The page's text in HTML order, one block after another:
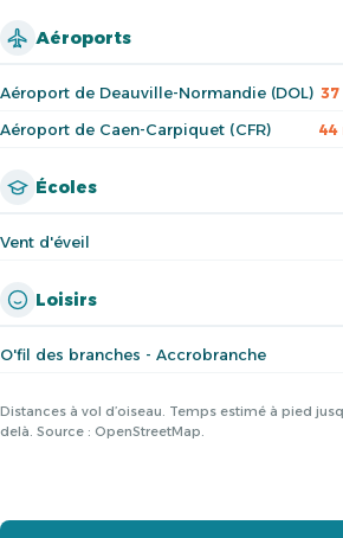
Aéroports
Aéroport de Deauville-Normandie (DOL) 37
Aéroport de Caen-Carpiquet (CFR) 44
Écoles
Vent d'éveil
Loisirs
O'fil des branches - Accrobranche
Distances à vol d’oiseau. Temps estimé à pied
delà. Source : OpenStreetMap.